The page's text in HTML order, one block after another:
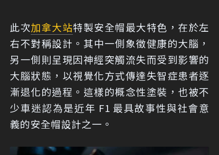
此次加拿大站特製安全帽最大特色，在於左
右不對稱設計。其中一側象徵健康的大腦，
另一側則呈現因神經突觸流失而受到影響的
大腦狀態，以視覺化方式傳達失智症患者逐
漸退化的過程。這樣的概念性塗裝，也被不
少車迷認為是近年 F1 最具故事性與社會意
義的安全帽設計之一。